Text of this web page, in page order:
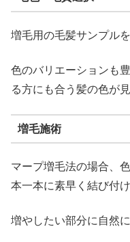
増毛用の毛髪サンプル
色のバリエーションも
る方にも合う髪の色が
増毛施術
マープ増毛法の場合、
本一本に素早く結び付け
増やしたい部分に自然